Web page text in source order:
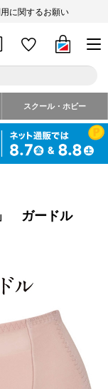
に関するお願い
スクール・ホビー
ガードル